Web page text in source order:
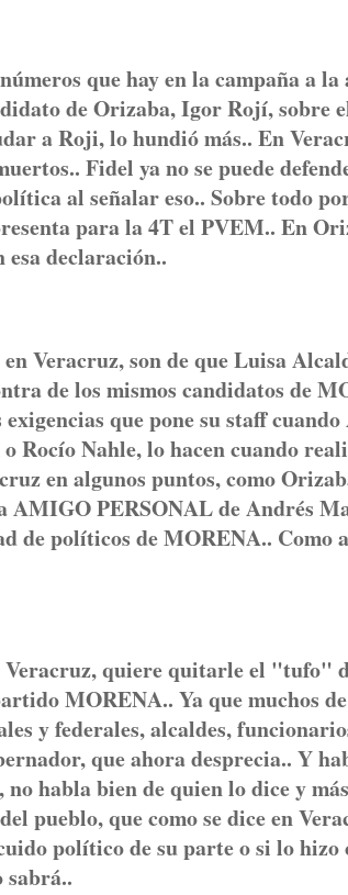
que hay en la campaña a
de Orizaba, Igor Rojí,
a Roji, lo hundió más.. En
Fidel ya no se puede
al señalar eso.. Sobre todo
para la 4T el PVEM.. En
declaración..
Veracruz, son de que Luisa
de los mismos candidatos de
que pone su staff
Rocío Nahle, lo hacen cuando
en algunos puntos, como
AMIGO PERSONAL de Andrés
de políticos de MORENA.. Como
Veracruz, quiere quitarle el "tufo"
MORENA.. Ya que muchos
y federales, alcaldes,
que ahora desprecia.. Y
habla bien de quien lo dice y
pueblo, que como se dice en
político de su parte o si lo hizo
sabrá..